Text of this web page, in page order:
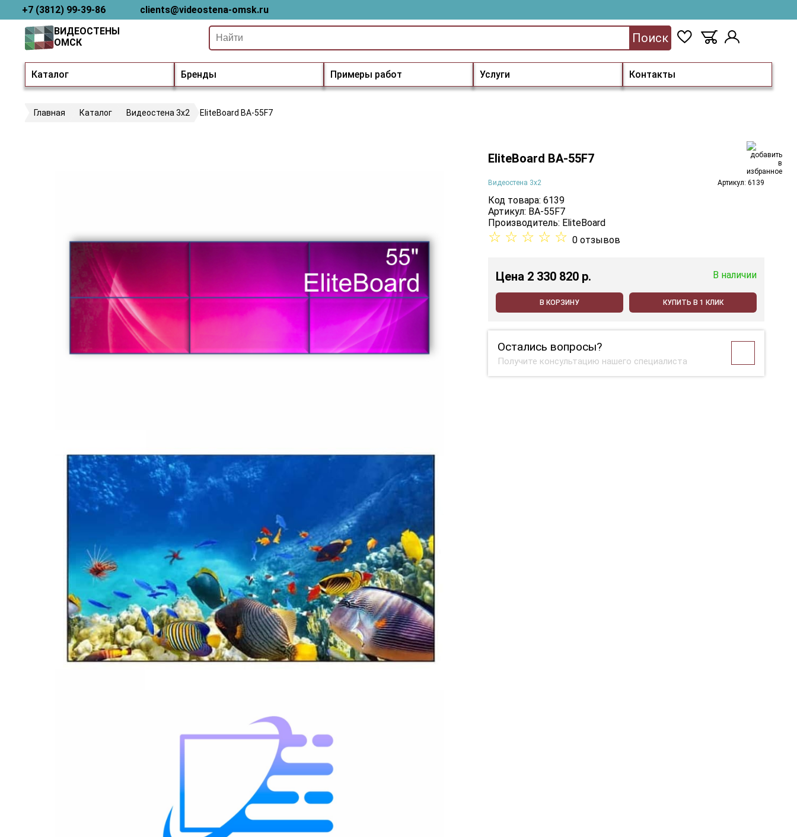
+7 (3812) 99-39-86 clients@videostena-omsk.ru
Каталог Бренды Примеры работ Услуги Контакты
ВИДЕОСТЕНЫ
ОМСК
Поиск
Главная Каталог Видеостена 3х2 EliteBoard BA-55F7
EliteBoard BA-55F7
Видеостена 3х2 Артикул: 6139
Код товара: 6139
Артикул: BA-55F7
Производитель: EliteBoard
☆ ☆ ☆ ☆ ☆ 0 отзывов
Цена 2 330 820 p. В наличии
В КОРЗИНУ КУПИТЬ В 1 КЛИК
Остались вопросы?
Получите консультацию нашего специалиста